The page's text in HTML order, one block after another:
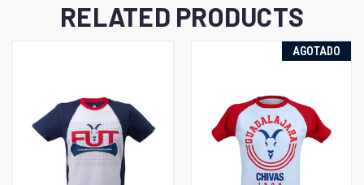
RELATED PRODUCTS
AGOTADO